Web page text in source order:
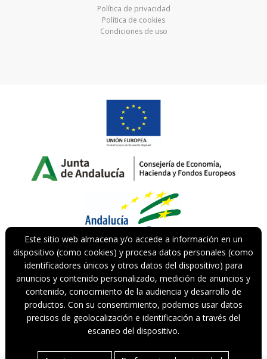
Política de privacidad
Política de cookies
Condiciones de uso
Nuestro proyecto de incorporación de estrategias de marketing
digital en la actividad de la empresa, en la población de Huelva,
que tiene como objetivo contribuir a la modernización digital y a
la mejora de la competitividad de las personas trabajadoras
autónomas andaluzas, ha recibido una ayuda de la Unión
Europea y de la Junta de Andalucía con cargo al Programa
Operativo FEDER de Andalucía 2014-2020.
Este sitio web almacena y/o accede a información en un
dispositivo (como cookies) y procesa datos personales (como
identificadores únicos y otros datos del dispositivo) para
anuncios y contenido personalizado, medición de anuncios y
contenido, conocimiento de la audiencia y desarrollo de
productos. Con su consentimiento, podemos usar datos
precisos de geolocalización e identificación a través del
escaneo del dispositivo.